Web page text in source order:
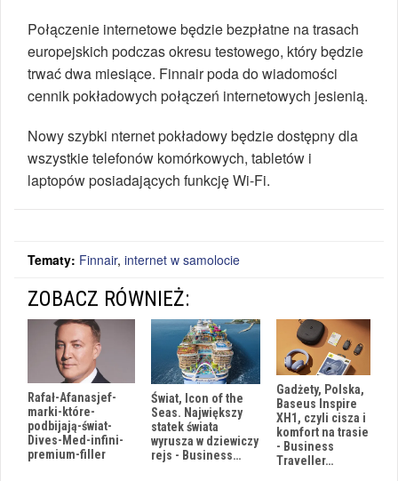
Połączenie internetowe będzie bezpłatne na trasach
europejskich podczas okresu testowego, który będzie
trwać dwa miesiące. Finnair poda do wiadomości
cennik pokładowych połączeń internetowych jesienią.
Nowy szybki nternet pokładowy będzie dostępny dla
wszystkie telefonów komórkowych, tabletów i
laptopów posiadających funkcję Wi-Fi.
Tematy: Finnair, internet w samolocie
ZOBACZ RÓWNIEŻ:
Rafał-Afanasjef-
marki-które-
podbijają-świat-
Dives-Med-infini-
premium-filler
Świat, Icon of the
Seas. Największy
statek świata
wyrusza w dziewiczy
rejs - Business…
Gadżety, Polska,
Baseus Inspire
XH1, czyli cisza i
komfort na trasie
- Business
Traveller…